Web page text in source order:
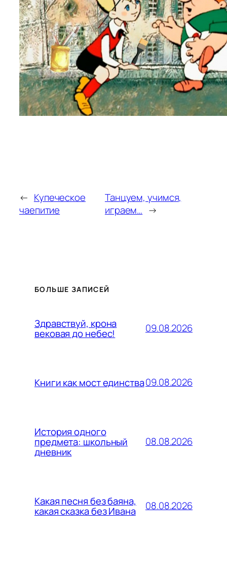
← Купеческое
чаепитие
Танцуем, учимся,
играем… →
БОЛЬШЕ ЗАПИСЕЙ
Здравствуй, крона
вековая до небес! 09.08.2026
Книги как мост единства09.08.2026
История одного
предмета: школьный
дневник
08.08.2026
Какая песня без баяна,
какая сказка без Ивана 08.08.2026